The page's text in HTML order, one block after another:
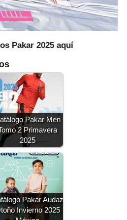
Pakar 2025 aquí
Pakar Men
2 Primavera
2025
Pakar Audaz
Invierno 2025